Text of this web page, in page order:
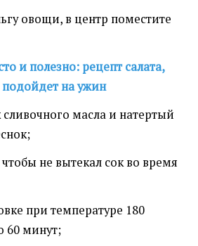
овощи, в центр поместите
и полезно: рецепт салата,
на ужин
сливочного масла и натертый
чтобы не вытекал сок во время
при температуре 180
60 минут;